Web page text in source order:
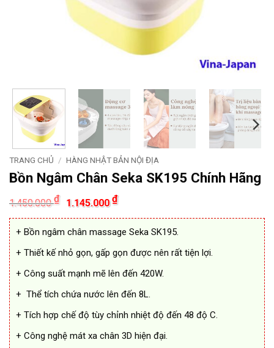
TRANG CHỦ / HÀNG NHẬT BẢN NỘI ĐỊA
Bồn Ngâm Chân Seka SK195 Chính Hãng
1.450.000₫
Giá
gốc
là:
1.450.000 ₫.
1.145.000₫Giá
hiện
tại
là:
1.145.000 ₫.
+ Bồn ngâm chân massage Seka SK195.
+ Thiết kế nhỏ gọn, gấp gọn được nên rất tiện lợi.
+ Công suất mạnh mẽ lên đến 420W.
+ Thể tích chứa nước lên đến 8L.
+ Tích hợp chế độ tùy chỉnh nhiệt độ đến 48 độ C.
+ Công nghệ mát xa chân 3D hiện đại.